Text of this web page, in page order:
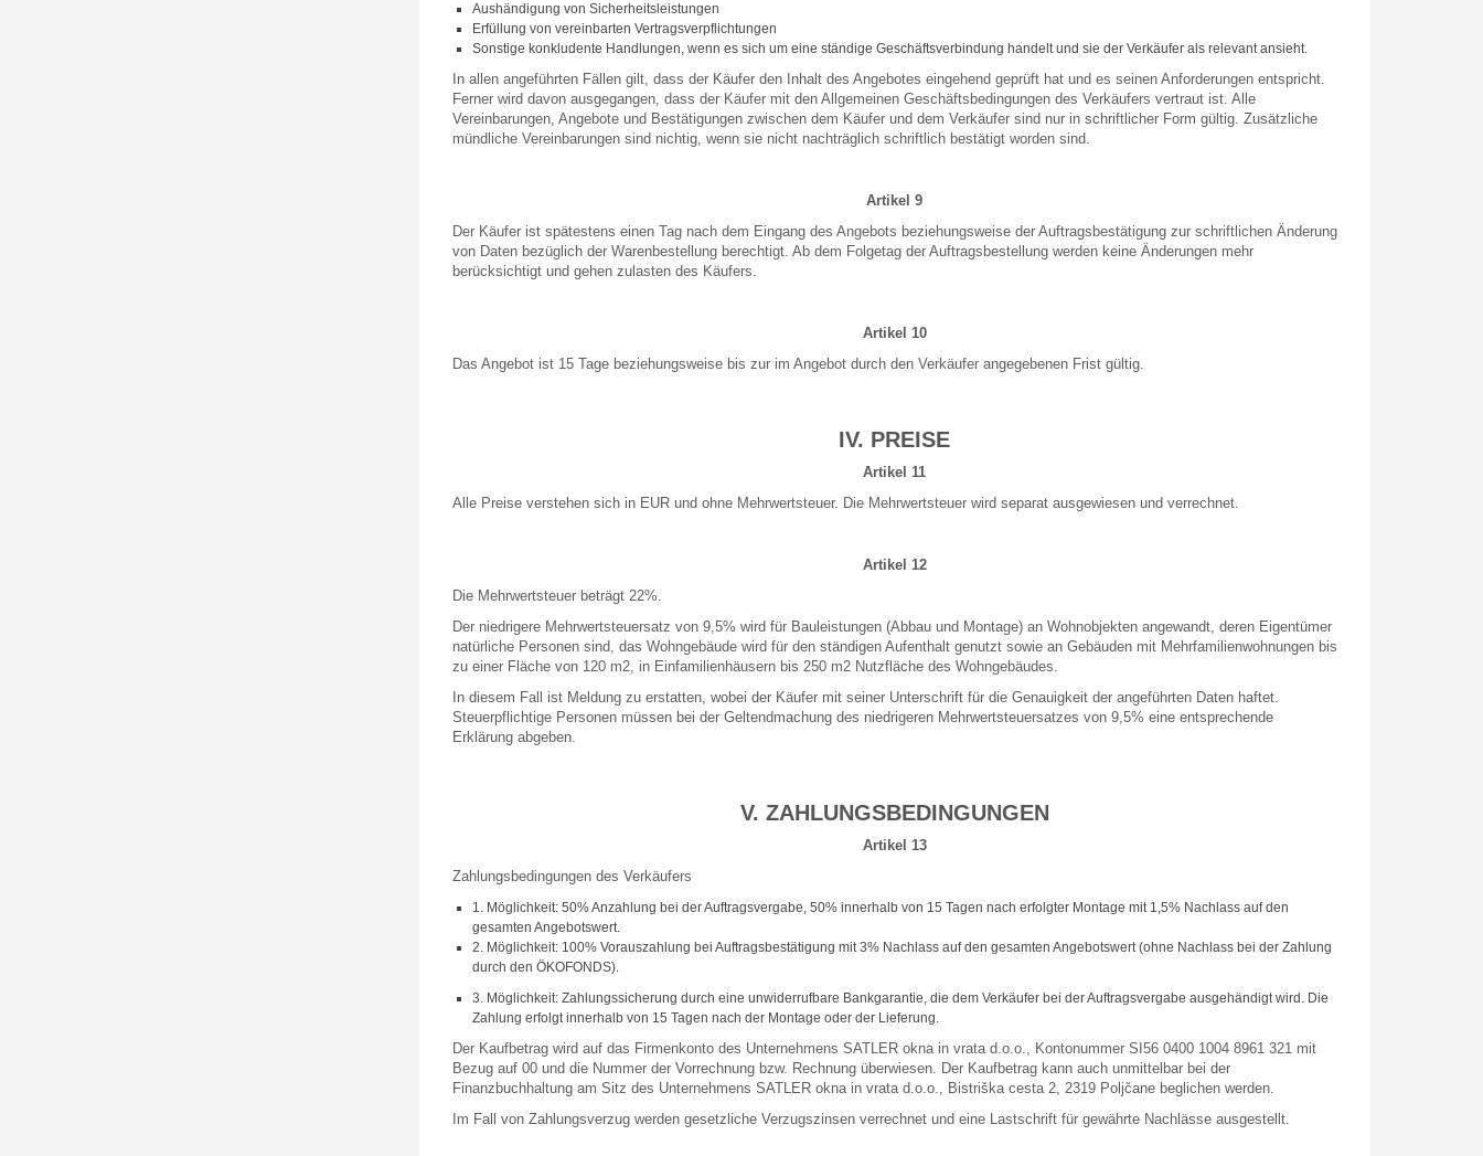
Aushändigung von Sicherheitsleistungen
Erfüllung von vereinbarten Vertragsverpflichtungen
Sonstige konkludente Handlungen, wenn es sich um eine ständige Geschäftsverbindung handelt und sie der Verkäufer als relevant ansieht.
In allen angeführten Fällen gilt, dass der Käufer den Inhalt des Angebotes eingehend geprüft hat und es seinen Anforderungen entspricht.
Ferner wird davon ausgegangen, dass der Käufer mit den Allgemeinen Geschäftsbedingungen des Verkäufers vertraut ist. Alle
Vereinbarungen, Angebote und Bestätigungen zwischen dem Käufer und dem Verkäufer sind nur in schriftlicher Form gültig. Zusätzliche
mündliche Vereinbarungen sind nichtig, wenn sie nicht nachträglich schriftlich bestätigt worden sind.
Artikel 9
Der Käufer ist spätestens einen Tag nach dem Eingang des Angebots beziehungsweise der Auftragsbestätigung zur schriftlichen Änderung
von Daten bezüglich der Warenbestellung berechtigt. Ab dem Folgetag der Auftragsbestellung werden keine Änderungen mehr
berücksichtigt und gehen zulasten des Käufers.
Artikel 10
Das Angebot ist 15 Tage beziehungsweise bis zur im Angebot durch den Verkäufer angegebenen Frist gültig.
IV. PREISE
Artikel 11
Alle Preise verstehen sich in EUR und ohne Mehrwertsteuer. Die Mehrwertsteuer wird separat ausgewiesen und verrechnet.
Artikel 12
Die Mehrwertsteuer beträgt 22%.
Der niedrigere Mehrwertsteuersatz von 9,5% wird für Bauleistungen (Abbau und Montage) an Wohnobjekten angewandt, deren Eigentümer
natürliche Personen sind, das Wohngebäude wird für den ständigen Aufenthalt genutzt sowie an Gebäuden mit Mehrfamilienwohnungen bis
zu einer Fläche von 120 m2, in Einfamilienhäusern bis 250 m2 Nutzfläche des Wohngebäudes.
In diesem Fall ist Meldung zu erstatten, wobei der Käufer mit seiner Unterschrift für die Genauigkeit der angeführten Daten haftet.
Steuerpflichtige Personen müssen bei der Geltendmachung des niedrigeren Mehrwertsteuersatzes von 9,5% eine entsprechende
Erklärung abgeben.
V. ZAHLUNGSBEDINGUNGEN
Artikel 13
Zahlungsbedingungen des Verkäufers
1. Möglichkeit: 50% Anzahlung bei der Auftragsvergabe, 50% innerhalb von 15 Tagen nach erfolgter Montage mit 1,5% Nachlass auf den
gesamten Angebotswert.
2. Möglichkeit: 100% Vorauszahlung bei Auftragsbestätigung mit 3% Nachlass auf den gesamten Angebotswert (ohne Nachlass bei der Zahlung
durch den ÖKOFONDS).
3. Möglichkeit: Zahlungssicherung durch eine unwiderrufbare Bankgarantie, die dem Verkäufer bei der Auftragsvergabe ausgehändigt wird. Die
Zahlung erfolgt innerhalb von 15 Tagen nach der Montage oder der Lieferung.
Der Kaufbetrag wird auf das Firmenkonto des Unternehmens SATLER okna in vrata d.o.o., Kontonummer SI56 0400 1004 8961 321 mit
Bezug auf 00 und die Nummer der Vorrechnung bzw. Rechnung überwiesen. Der Kaufbetrag kann auch unmittelbar bei der
Finanzbuchhaltung am Sitz des Unternehmens SATLER okna in vrata d.o.o., Bistriška cesta 2, 2319 Poljčane beglichen werden.
Im Fall von Zahlungsverzug werden gesetzliche Verzugszinsen verrechnet und eine Lastschrift für gewährte Nachlässe ausgestellt.